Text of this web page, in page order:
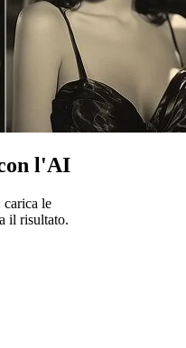
l'AI
le
il risultato.